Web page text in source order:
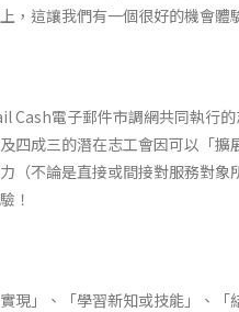
，這讓我們有一個很好的機會體
Cash電子郵件市調網共同執行
四成三的潛在志工會因可以「
（不論是直接或間接對服務對
！
現」、「學習新知或技能」、